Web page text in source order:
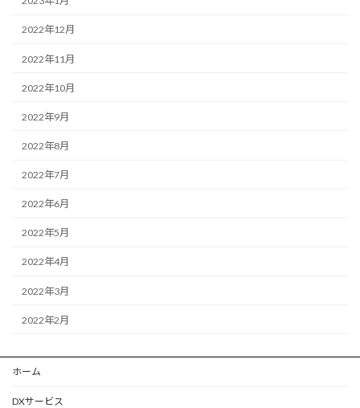
2022年12月
2022年11月
2022年10月
2022年9月
2022年8月
2022年7月
2022年6月
2022年5月
2022年4月
2022年3月
2022年2月
ホーム
DXサービス